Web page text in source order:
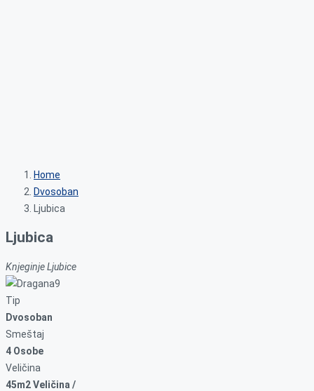
Home
Dvosoban
Ljubica
Ljubica
Knjeginje Ljubice
Tip
Dvosoban
Smeštaj
4 Osobe
Veličina
45m2 Veličina /